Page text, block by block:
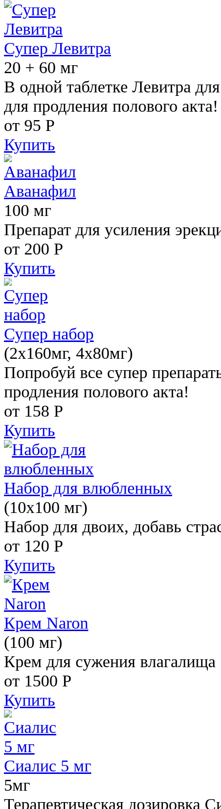
Супер Левитра
20 + 60 мг
В одной таблетке Левитра
для продления полового акта!
от 95 Р
Купить
Аванафил
100 мг
Препарат для усиления
от 200 Р
Купить
Супер набор
(2х160мг, 4х80мг)
Попробуй все супер
продления полового акта!
от 158 Р
Купить
Набор для влюбленных
(10х100 мг)
Набор для двоих, добавь
от 120 Р
Купить
Крем Naron
(100 мг)
Крем для сужения влагалища
от 1500 Р
Купить
Сиалис 5 мг
5мг
Терапевтическая дозировка